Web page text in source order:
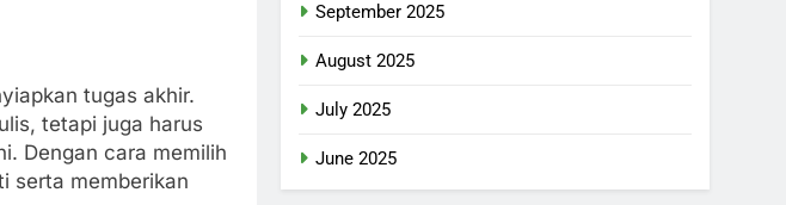
tugas akhir.
tetapi juga harus
Dengan cara memilih
serta memberikan
September 2025
August 2025
July 2025
June 2025